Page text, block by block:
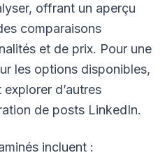
offrant un aperçu
comparaisons
et de prix. Pour une
les options disponibles,
d’autres
de posts LinkedIn.
incluent :